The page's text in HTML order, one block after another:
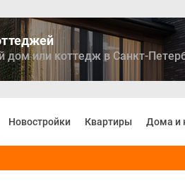
или коттедж в Санкт-
Новостройки Квартиры Дома и